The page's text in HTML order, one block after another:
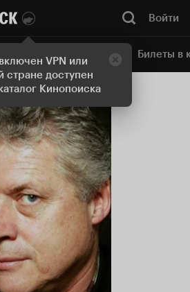
VPN или
стране доступен
Кинопоиска
Войти
Онлайн-кинотеатр Билеты в